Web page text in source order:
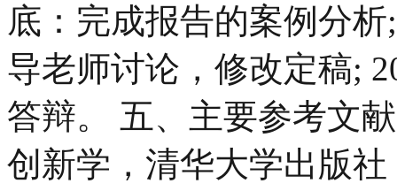
底：完成报告的案例分
导老师讨论，修改定稿;
答辩。 五、主要参考文
创新学，清华大学出版